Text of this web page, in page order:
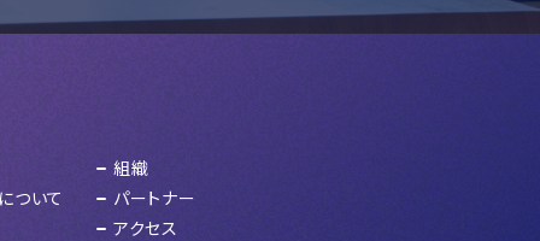
ついて
組織
パートナー
アクセス